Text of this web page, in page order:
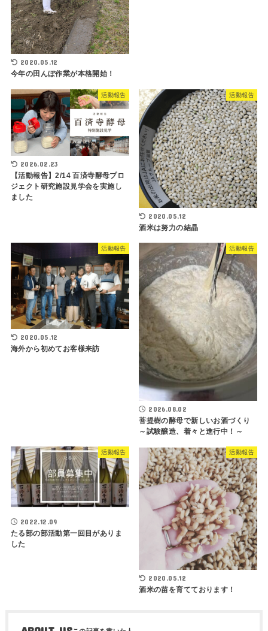
2020.05.12
今年の田んぼ作業が本格開始！
活動報告
2026.02.23
【活動報告】2/14 百済寺酵母プロ
ジェクト研究施設見学会を実施し
ました
活動報告
2020.05.12
酒米は努力の結晶
活動報告
2020.05.12
海外から初めてお客様来訪
活動報告
2026.08.02
菩提樹の酵母で新しいお酒づくり
～試験醸造、着々と進行中！～
活動報告
2022.12.09
たる部の部活動第一回目がありま
した
活動報告
2020.05.12
酒米の苗を育てております！